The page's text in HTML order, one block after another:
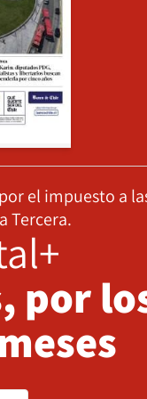
el impuesto a
Tercera.
por